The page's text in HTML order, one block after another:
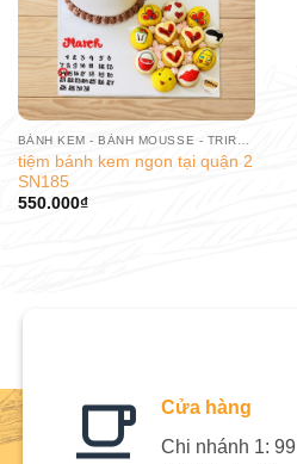
tiệm bánh kem ngon tại quận 2
SN185
550.000₫
Cửa hàng
Chi nhánh 1: